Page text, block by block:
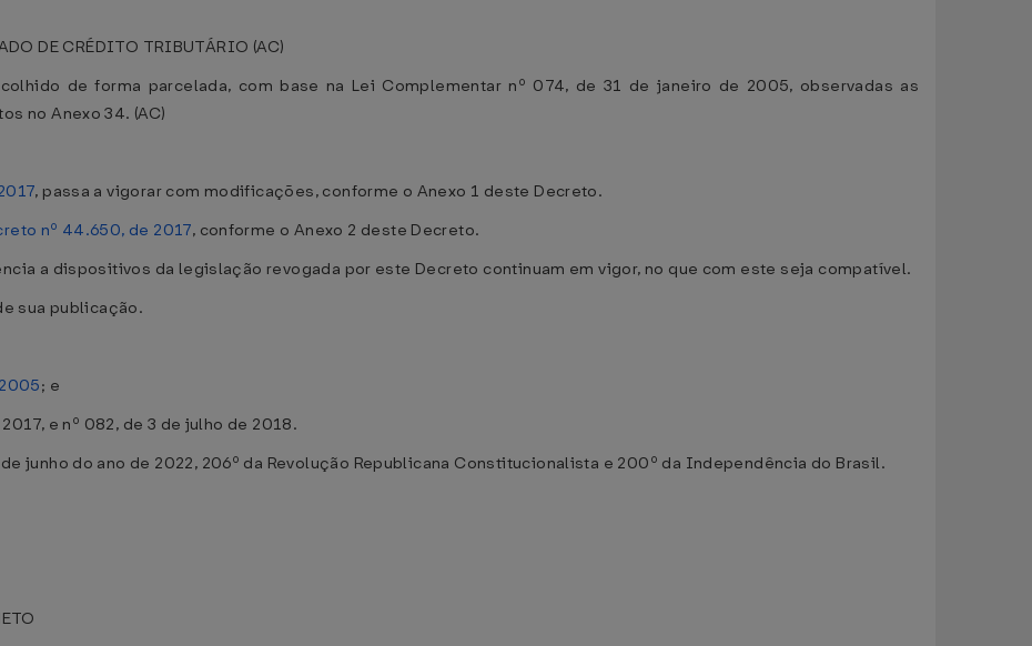
DE CRÉDITO TRIBUTÁRIO (AC)
de forma parcelada, com base na Lei Complementar nº 074, de 31 de janeiro de 2005, observadas as
no Anexo 34. (AC)
, passa a vigorar com modificações, conforme o Anexo 1 deste Decreto.
nº 44.650, de 2017, conforme o Anexo 2 deste Decreto.
a dispositivos da legislação revogada por este Decreto continuam em vigor, no que com este seja compatível.
sua publicação.
; e
e nº 082, de 3 de julho de 2018.
junho do ano de 2022, 206º da Revolução Republicana Constitucionalista e 200º da Independência do Brasil.